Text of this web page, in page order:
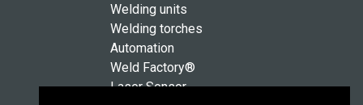
Welding units
Welding torches
Automation
Weld Factory®
Laser Sensor